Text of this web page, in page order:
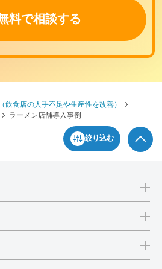
料で相談する
食店の人手不足や生産性を改善）
ラーメン店舗導入事例
絞り込む